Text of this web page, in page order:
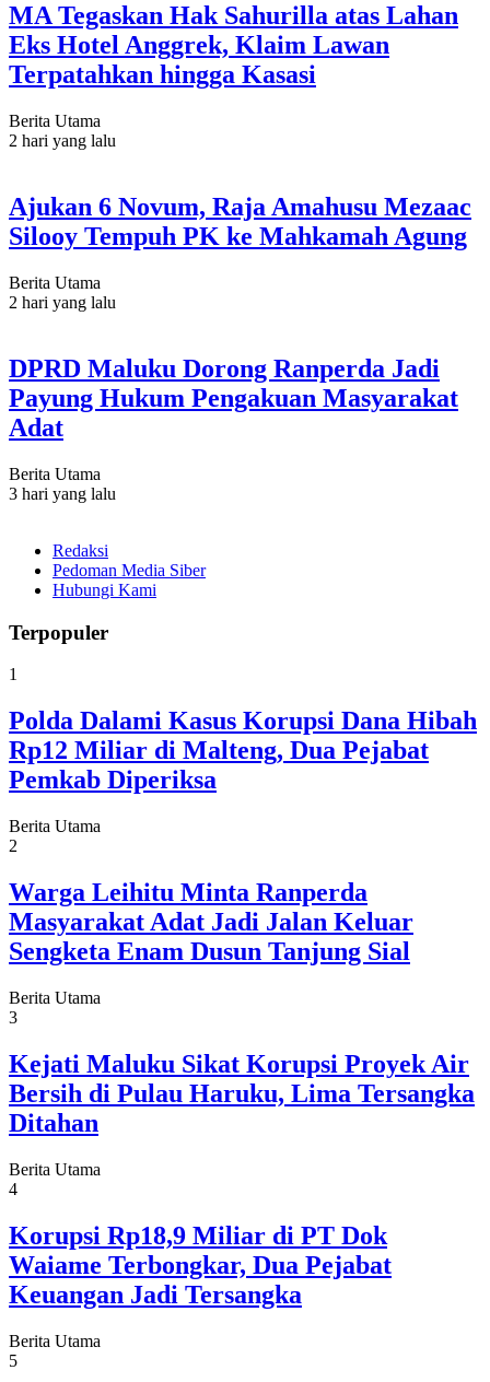
MA Tegaskan Hak Sahurilla atas Lahan
Eks Hotel Anggrek, Klaim Lawan
Terpatahkan hingga Kasasi
Berita Utama
2 hari yang lalu
Ajukan 6 Novum, Raja Amahusu Mezaac
Silooy Tempuh PK ke Mahkamah Agung
Berita Utama
2 hari yang lalu
DPRD Maluku Dorong Ranperda Jadi
Payung Hukum Pengakuan Masyarakat
Adat
Berita Utama
3 hari yang lalu
Redaksi
Pedoman Media Siber
Hubungi Kami
Terpopuler
1
Polda Dalami Kasus Korupsi Dana Hibah
Rp12 Miliar di Malteng, Dua Pejabat
Pemkab Diperiksa
Berita Utama
2
Warga Leihitu Minta Ranperda
Masyarakat Adat Jadi Jalan Keluar
Sengketa Enam Dusun Tanjung Sial
Berita Utama
3
Kejati Maluku Sikat Korupsi Proyek Air
Bersih di Pulau Haruku, Lima Tersangka
Ditahan
Berita Utama
4
Korupsi Rp18,9 Miliar di PT Dok
Waiame Terbongkar, Dua Pejabat
Keuangan Jadi Tersangka
Berita Utama
5